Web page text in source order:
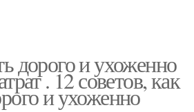
дорого и ухоженно
. 12 советов, как
и ухоженно